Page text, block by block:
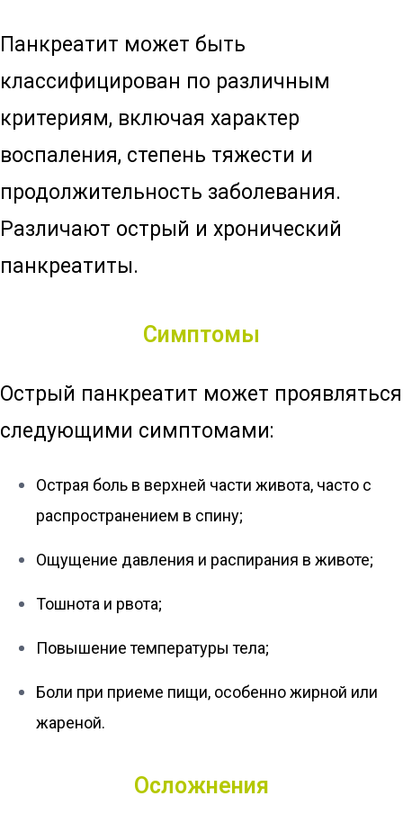
Панкреатит может быть
классифицирован по различным
критериям, включая характер
воспаления, степень тяжести и
продолжительность заболевания.
Различают острый и хронический
панкреатиты.
Симптомы
Острый панкреатит может проявляться
следующими симптомами:
Острая боль в верхней части живота, часто с
распространением в спину;
Ощущение давления и распирания в животе;
Тошнота и рвота;
Повышение температуры тела;
Боли при приеме пищи, особенно жирной или
жареной.
Осложнения